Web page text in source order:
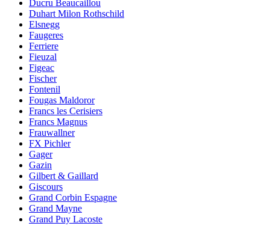
Ducru Beaucaillou
Duhart Milon Rothschild
Elsnegg
Faugeres
Ferriere
Fieuzal
Figeac
Fischer
Fontenil
Fougas Maldoror
Francs les Cerisiers
Francs Magnus
Frauwallner
FX Pichler
Gager
Gazin
Gilbert & Gaillard
Giscours
Grand Corbin Espagne
Grand Mayne
Grand Puy Lacoste